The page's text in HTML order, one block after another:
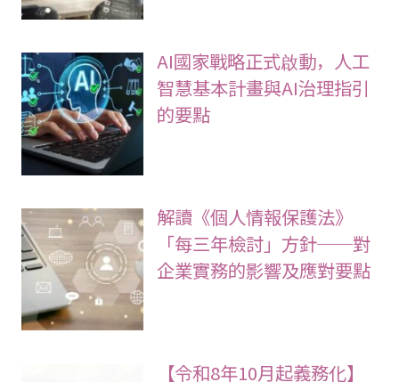
AI國家戰略正式啟動，人工
智慧基本計畫與AI治理指引
的要點
解讀《個人情報保護法》
「每三年檢討」方針──對
企業實務的影響及應對要點
【令和8年10月起義務化】